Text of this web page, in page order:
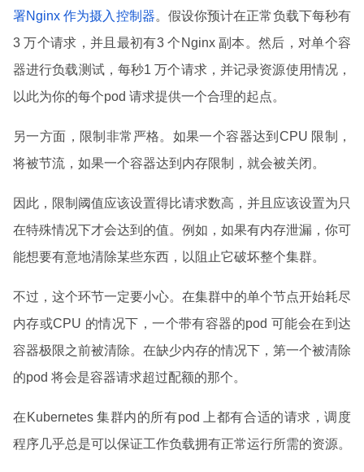
署Nginx 作为摄入控制器。假设你预计在正常负载下每秒有
3 万个请求，并且最初有3 个Nginx 副本。然后，对单个容
器进行负载测试，每秒1 万个请求，并记录资源使用情况，
以此为你的每个pod 请求提供一个合理的起点。
另一方面，限制非常严格。如果一个容器达到CPU 限制，
将被节流，如果一个容器达到内存限制，就会被关闭。
因此，限制阈值应该设置得比请求数高，并且应该设置为只
在特殊情况下才会达到的值。例如，如果有内存泄漏，你可
能想要有意地清除某些东西，以阻止它破坏整个集群。
不过，这个环节一定要小心。在集群中的单个节点开始耗尽
内存或CPU 的情况下，一个带有容器的pod 可能会在到达
容器极限之前被清除。在缺少内存的情况下，第一个被清除
的pod 将会是容器请求超过配额的那个。
在Kubernetes 集群内的所有pod 上都有合适的请求，调度
程序几乎总是可以保证工作负载拥有正常运行所需的资源。